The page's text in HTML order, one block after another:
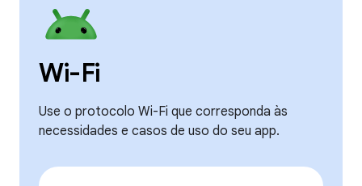
Wi-Fi
Use o protocolo Wi-Fi que corresponda às
necessidades e casos de uso do seu app.